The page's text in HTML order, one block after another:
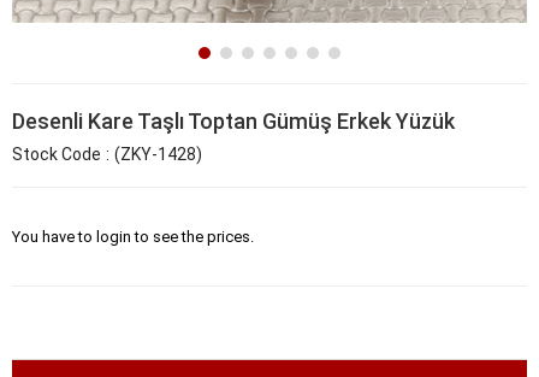
Desenli Kare Taşlı Toptan Gümüş Erkek Yüzük
Stock Code (ZKY-1428)
You have to login to see the prices.